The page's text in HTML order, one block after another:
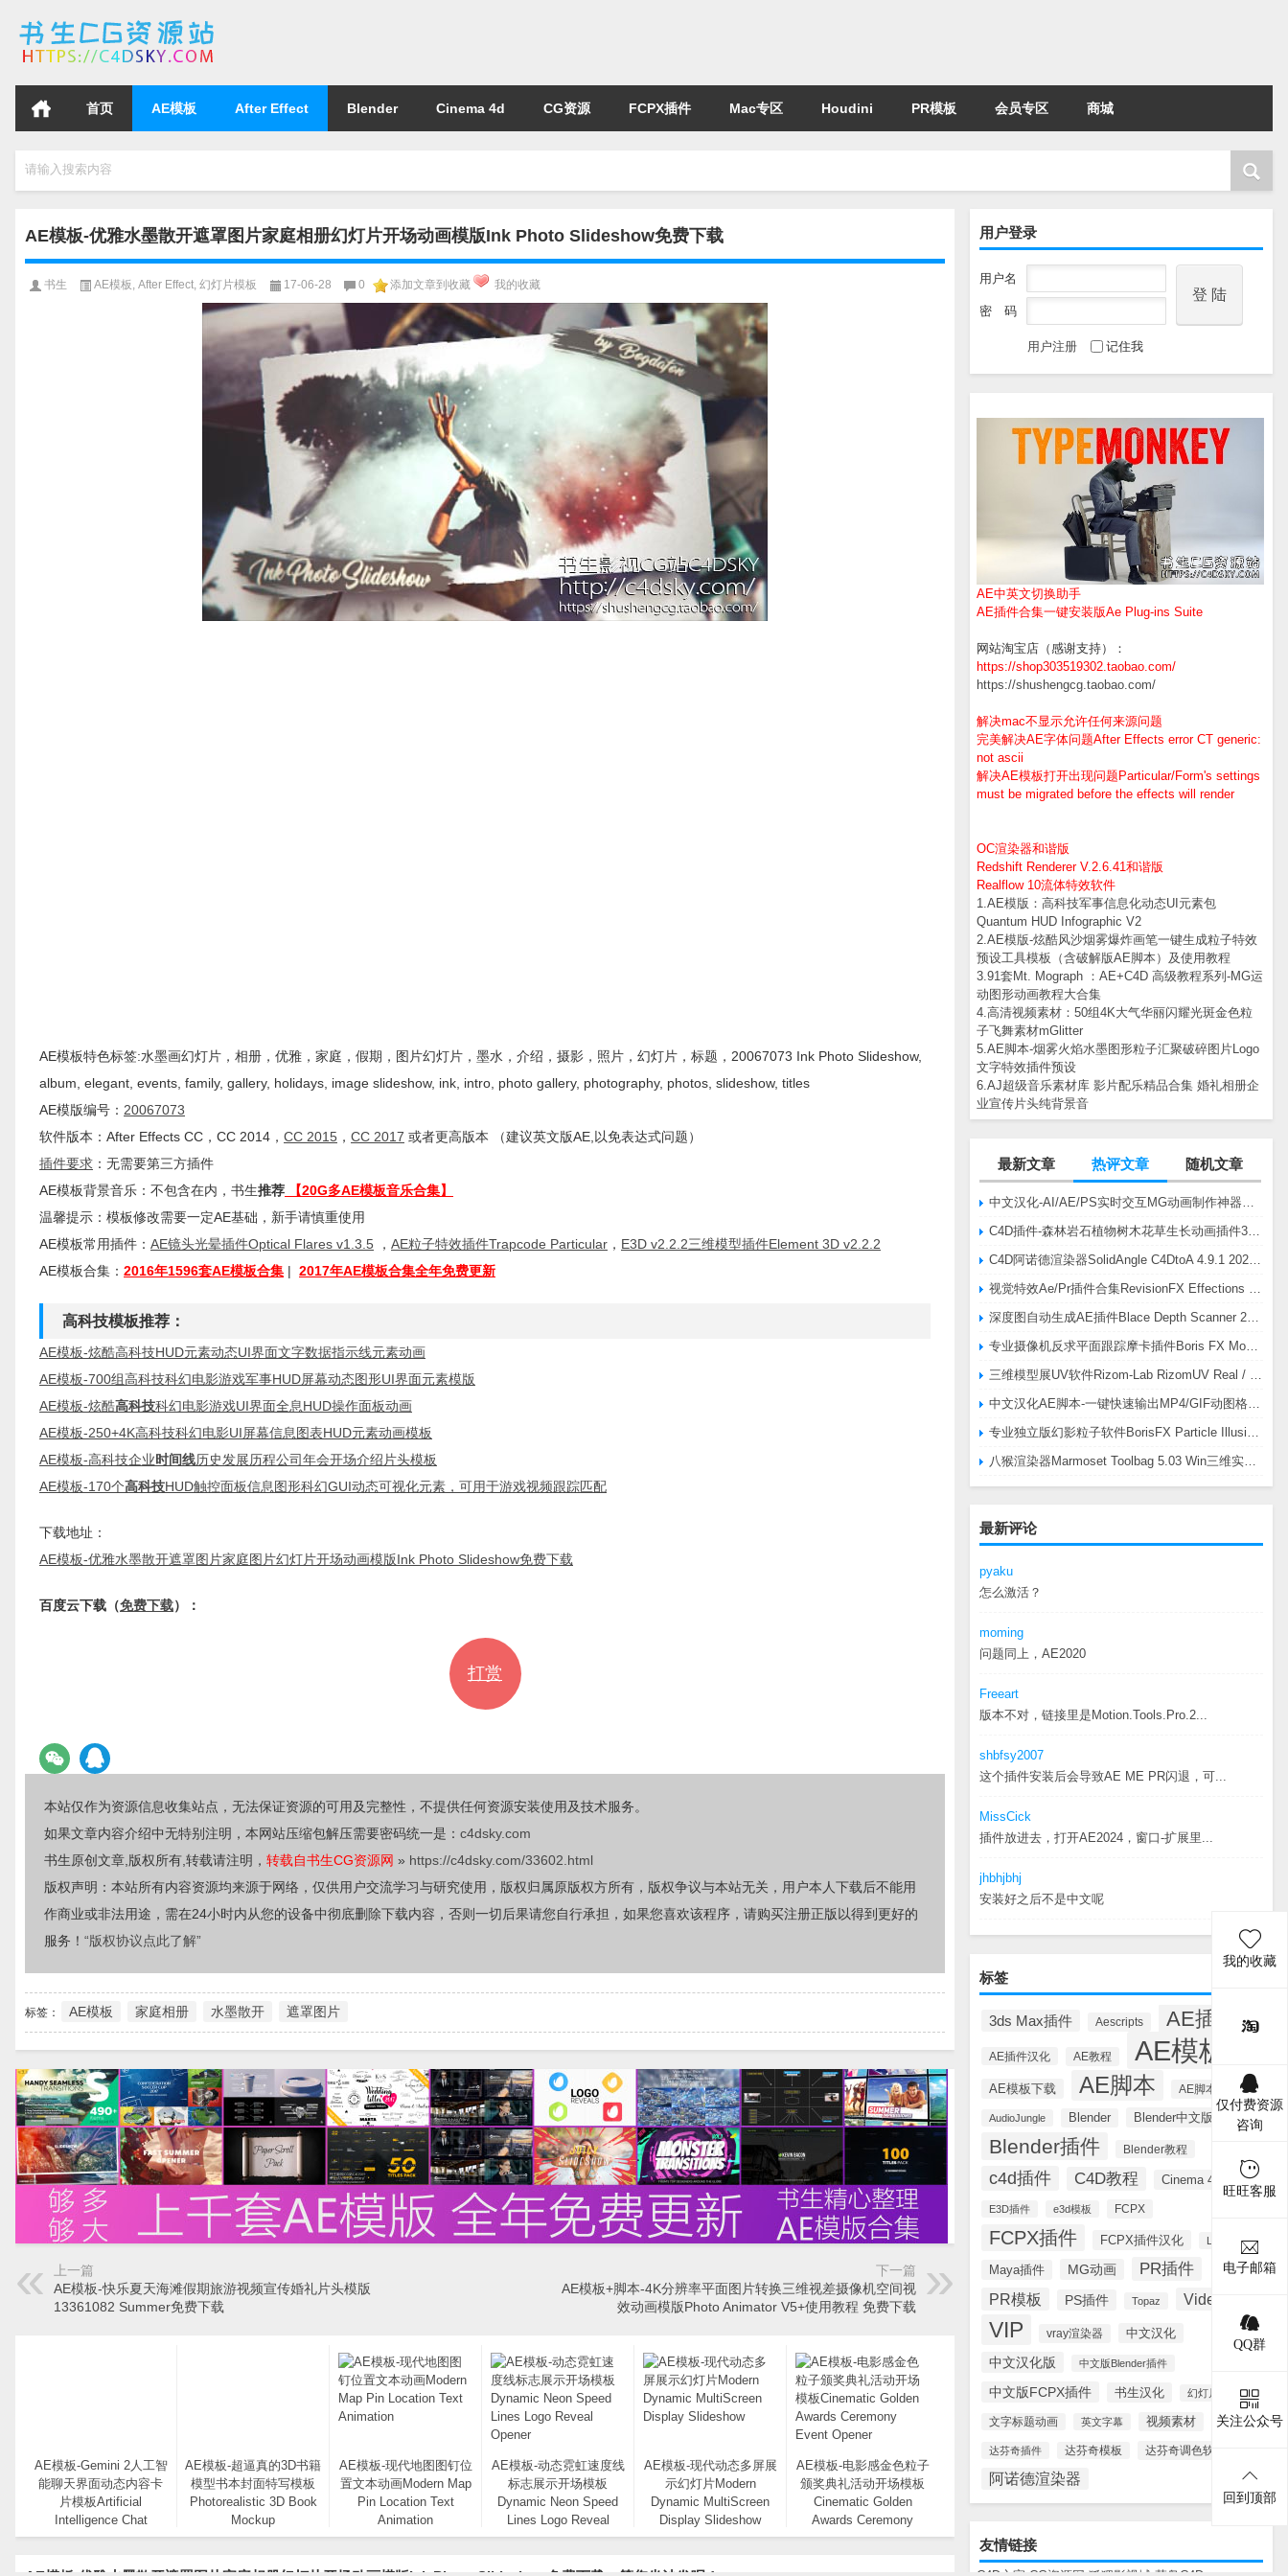
首页 AE模板 After Effect Blender Cinema 4d CG资源 FCPX插件 Mac专区 Houdini PR模板 会员专区 商城
请输入搜索内容
用户登录
用户名
密 码
用户注册 记住我
AE中英文切换助手
AE插件合集一键安装版Ae Plug-ins Suite
网站淘宝店（感谢支持）：
https://shop303519302.taobao.com/
https://shushengcg.taobao.com/
解决mac不显示允许任何来源问题
完美解决AE字体问题After Effects error CT generic:
not ascii
解决AE模板打开出现问题Particular/Form's settings
must be migrated before the effects will render
OC渲染器和谐版
Redshift Renderer V.2.6.41和谐版
Realflow 10流体特效软件
1.AE模版：高科技军事信息化动态UI元素包
Quantum HUD Infographic V2
2.AE模版-炫酷风沙烟雾爆炸画笔一键生成粒子特效
预设工具模板（含破解版AE脚本）及使用教程
3.91套Mt. Mograph ：AE+C4D 高级教程系列-MG运
动图形动画教程大合集
4.高清视频素材：50组4K大气华丽闪耀光斑金色粒
子飞舞素材mGlitter
5.AE脚本-烟雾火焰水墨图形粒子汇聚破碎图片Logo
文字特效插件预设
6.AJ超级音乐素材库 影片配乐精品合集 婚礼相册企
业宣传片头纯背景音
最新文章 热评文章 随机文章
最新评论
pyaku
怎么激活？
moming
问题同上，AE2020
Freeart
版本不对，链接里是Motion.Tools.Pro.2...
shbfsy2007
这个插件安装后会导致AE ME PR闪退，可...
MissCick
插件放进去，打开AE2024，窗口-扩展里...
jhbhjbhj
安装好之后不是中文呢
标签
3ds Max插件 Aescripts AE插件
AE插件汉化 AE教程 AE模板
AE模板下载 AE脚本 AE脚本汉化
AudioJungle Blender Blender中文版插件
Blender插件 Blender教程
c4d插件 C4D教程 Cinema 4D
E3D插件 e3d模板 FCPX
FCPX插件 FCPX插件汉化 Lynda
Maya插件 MG动画 PR插件
PR模板 PS插件 Topaz Videohive
VIP vray渲染器 中文汉化
中文汉化版 中文版Blender插件
中文版FCPX插件 书生汉化 幻灯片模板
文字标题动画 英文字幕 视频素材
达芬奇插件 达芬奇模板 达芬奇调色软件
阿诺德渲染器
友情链接
AE模板-优雅水墨散开遮罩图片家庭相册幻灯片开场动画模版Ink Photo Slideshow免费下载
书生 AE模板 , After Effect, 幻灯片模板 17-06-28 0 添加文章到收藏 我的收藏
AE模板特色标签:水墨画幻灯片，相册，优雅，家庭，假期，图片幻灯片，墨水，介绍，摄影，照片，幻灯片，标题，20067073 Ink Photo Slideshow,
album, elegant, events, family, gallery, holidays, image slideshow, ink, intro, photo gallery, photography, photos, slideshow, titles
AE模版编号： 20067073
软件版本： After Effects CC ，CC 2014， CC 2015 ， CC 2017 或者更高版本 （建议英文版AE,以免表达式问题）
插件要求 ：无需要第三方插件
AE模板背景音乐：不包含在内，书生推荐 【20G多AE模板音乐合集】
温馨提示：模板修改需要一定AE基础，新手请慎重使用
AE模板常用插件： AE镜头光晕插件Optical Flares v1.3.5 ， AE粒子特效插件Trapcode Particular ， E3D v2.2.2三维模型插件Element 3D v2.2.2
AE模板合集： 2016年1596套AE模板合集 | 2017年AE模板合集全年免费更新
高科技模板推荐：
AE模板-炫酷高科技HUD元素动态UI界面文字数据指示线元素动画
AE模板-700组高科技科幻电影游戏军事HUD屏幕动态图形UI界面元素模版
AE模板-炫酷高科技科幻电影游戏UI界面全息HUD操作面板动画
AE模板-250+4K高科技科幻电影UI屏幕信息图表HUD元素动画模板
AE模板-高科技企业时间线历史发展历程公司年会开场介绍片头模板
AE模板-170个高科技HUD触控面板信息图形科幻GUI动态可视化元素，可用于游戏视频跟踪匹配
下载地址：
AE模板-优雅水墨散开遮罩图片家庭图片幻灯片开场动画模版Ink Photo Slideshow免费下载
百度云下载（免费下载）：
打赏
本站仅作为资源信息收集站点，无法保证资源的可用及完整性，不提供任何资源安装使用及技术服务。
如果文章内容介绍中无特别注明，本网站压缩包解压需要密码统一是： c4dsky.com
书生原创文章,版权所有,转载请注明， 转载自书生CG资源网 » https://c4dsky.com/33602.html
版权声明：本站所有内容资源均来源于网络，仅供用户交流学习与研究使用，版权归属原版权方所有，版权争议与本站无关，用户本人下载后不能用
作商业或非法用途，需在24小时内从您的设备中彻底删除下载内容，否则一切后果请您自行承担，如果您喜欢该程序，请购买注册正版以得到更好的
服务！ “版权协议点此了解”
标签： AE模板 家庭相册 水墨散开 遮罩图片
上一篇
AE模板-快乐夏天海滩假期旅游视频宣传婚礼片头模版
13361082 Summer免费下载
下一篇
AE模板+脚本-4K分辨率平面图片转换三维视差摄像机空间视
效动画模版Photo Animator V5+使用教程 免费下载
AE模板-Gemini 2人工智
能聊天界面动态内容卡
片模板Artificial
Intelligence Chat
Interface Mockup
AE模板-超逼真的3D书籍
模型书本封面特写模板
Photorealistic 3D Book
Mockup
AE模板-现代地图图钉位
置文本动画Modern Map
Pin Location Text
Animation
AE模板-动态霓虹速度线
标志展示开场模板
Dynamic Neon Speed
Lines Logo Reveal
Opener
AE模板-现代动态多屏展
示幻灯片Modern
Dynamic MultiScreen
Display Slideshow
AE模板-电影感金色粒子
颁奖典礼活动开场模板
Cinematic Golden
Awards Ceremony
Event Opener
我的收藏
仅付费资源
咨询
旺旺客服
电子邮箱
QQ群
关注公众号
回到顶部